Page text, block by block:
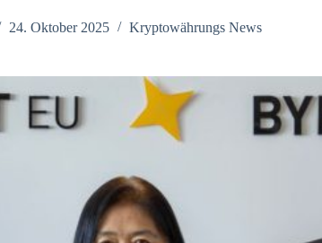
24. Oktober 2025 Kryptowährungs News